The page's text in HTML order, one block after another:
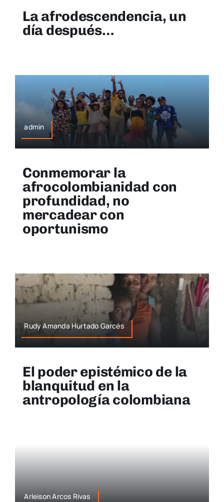
La afrodescendencia, un
día después…
admin
Conmemorar la
afrocolombianidad con
profundidad, no
mercadear con
oportunismo
Rudy Amanda Hurtado Garcés
El poder epistémico de la
blanquitud en la
antropología colombiana
Arleison Arcos Rivas